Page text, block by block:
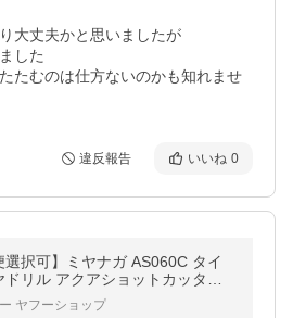
大丈夫かと思いましたが
した
たむのは仕方ないのかも知れませ
違反報告 いいね 0
選択可】ミヤナガ AS060C タイ
ドリル アクアショットカッターΦ
ヤフーショップ